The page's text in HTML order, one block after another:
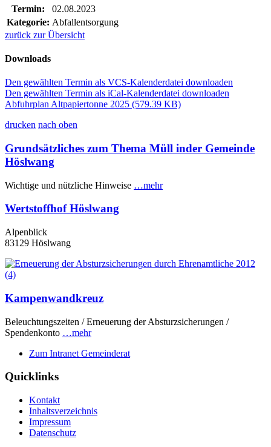
Termin:
02.08.2023
Kategorie: Abfallentsorgung
zurück zur Übersicht
Downloads
Den gewählten Termin als VCS-Kalenderdatei downloaden
Den gewählten Termin als iCal-Kalenderdatei downloaden
Abfuhrplan Altpapiertonne 2025 (579.39 KB)
drucken nach oben
Grundsätzliches zum Thema Müll inder Gemeinde
Höslwang
Wichtige und nützliche Hinweise …mehr
Wertstoffhof Höslwang
Alpenblick
83129 Höslwang
Kampenwandkreuz
Beleuchtungszeiten / Erneuerung der Absturzsicherungen /
Spendenkonto …mehr
Zum Intranet Gemeinderat
Quicklinks
Kontakt
Inhaltsverzeichnis
Impressum
Datenschutz